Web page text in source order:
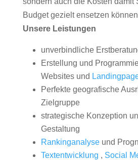
Budget gezielt ensetzen
Unsere Leistungen
unverbindliche
Erstellung und
Websites und
Perfekte geografische
Zielgruppe
strategische Konzeption
Gestaltung
Rankinganalyseund
Textentwicklung , Social